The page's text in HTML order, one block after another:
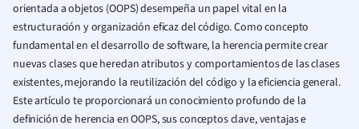
orientada a objetos (OOPS) desempeña un papel vital en la
estructuración y organización eficaz del código. Como concepto
fundamental en el desarrollo de software, la herencia permite crear
nuevas clases que heredan atributos y comportamientos de las clases
existentes, mejorando la reutilización del código y la eficiencia general.
Este artículo te proporcionará un conocimiento profundo de la
definición de herencia en OOPS, sus conceptos clave, ventajas e